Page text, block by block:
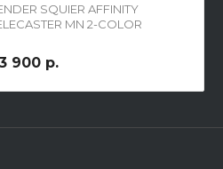
SQUIER AFFINITY
MN 2-COLOR
900 р.